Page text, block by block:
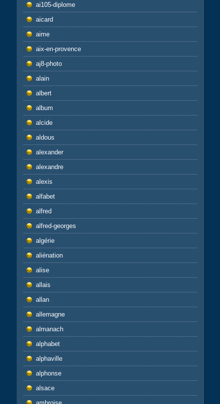
ai105-diplome
aicard
aime
aix-en-provence
aj8-photo
alain
albert
album
alcide
aldous
alexander
alexandre
alexis
alfabet
alfred
alfred-georges
algérie
aliénation
alise
allais
allan
allemagne
almanach
alphabet
alphaville
alphonse
alsace
ambroise